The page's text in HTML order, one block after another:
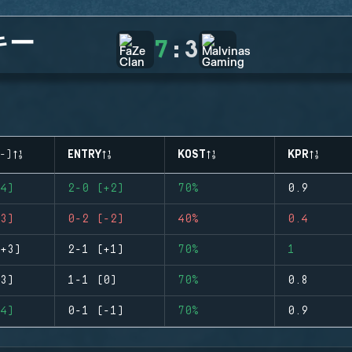
ー 7 : 3
ENTRY KOST KPR
2-0 (+2) 70% 0.9
0-2 (-2) 40% 0.4
2-1 (+1) 70% 1
1-1 (0) 70% 0.8
0-1 (-1) 70% 0.9